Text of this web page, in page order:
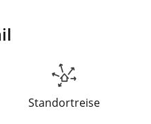
Standortreise